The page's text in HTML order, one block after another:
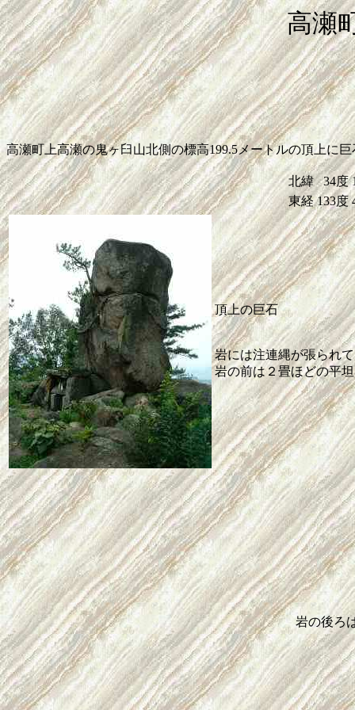
高瀬
高瀬町上高瀬の鬼ヶ臼山北側の標高199.5メートルの頂上に
北緯 34度
東経 133度
頂上の巨石
岩には注連縄が張られ
岩の前は２畳ほどの平
岩の後ろ